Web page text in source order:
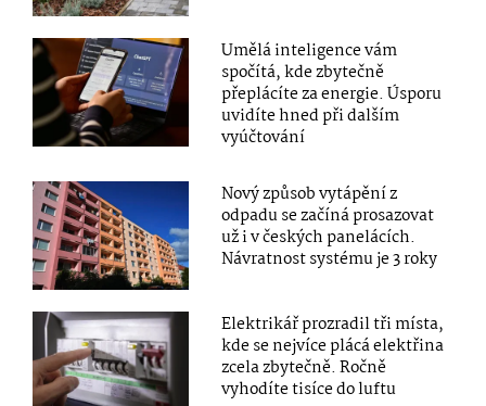
Umělá inteligence vám
spočítá, kde zbytečně
přeplácíte za energie. Úsporu
uvidíte hned při dalším
vyúčtování
Nový způsob vytápění z
odpadu se začíná prosazovat
už i v českých panelácích.
Návratnost systému je 3 roky
Elektrikář prozradil tři místa,
kde se nejvíce plácá elektřina
zcela zbytečně. Ročně
vyhodíte tisíce do luftu